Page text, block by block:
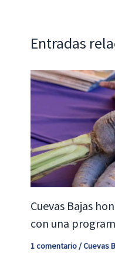
Entradas
Cuevas Bajas
con una
1 comentario/Cuevas